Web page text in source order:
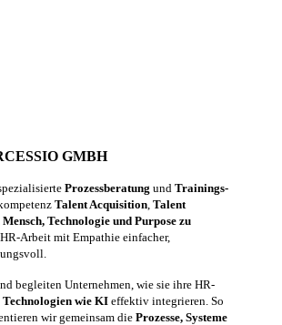
GMBH
Prozessberatung und Trainings-
Talent Acquisition Talent
Technologie und Purpose zu
Arbeit mit Empathie einfacher,
begleiten Unternehmen, wie sie ihre HR-
Technologien wie KI effektiv integrieren. So
wir gemeinsam die Prozesse, Systeme